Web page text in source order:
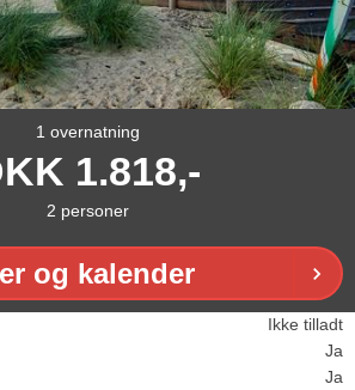
1 overnatning
1.818,-
2 personer
og kalender
Ikke tilladt
Ja
Ja